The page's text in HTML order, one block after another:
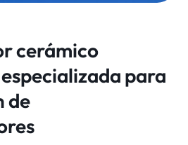
cerámico
para
de